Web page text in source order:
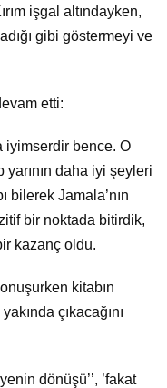
işgal altındayken,
gibi göstermeyi ve
etti:
bence. O
yarının daha iyi şeyleri
bilerek Jamala’nın
bir noktada bitirdik,
kazanç oldu.
kitabın
çıkacağını
dönüşü’’, ’fakat